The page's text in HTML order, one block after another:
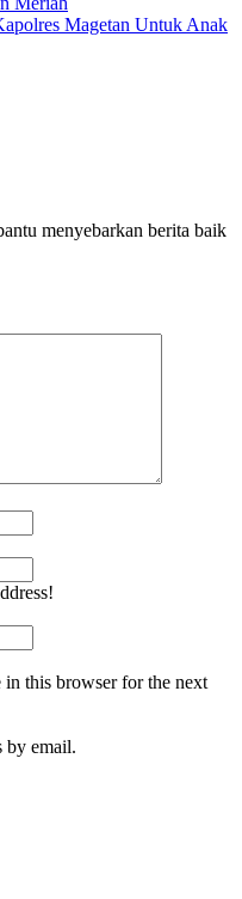
Magetan Untuk Anak
menyebarkan berita baik
in this browser for the next
by email.